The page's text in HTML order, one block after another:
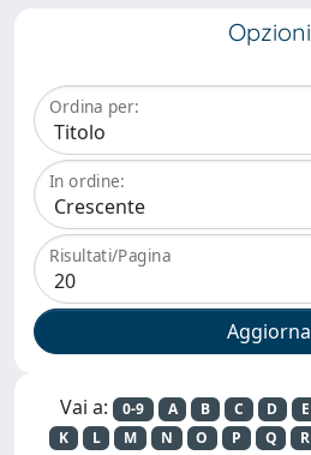
Opzioni
Ordina per:
In ordine:
Risultati/Pagina
Vai a: 0-9 A B C D E
K
L M N O P Q R